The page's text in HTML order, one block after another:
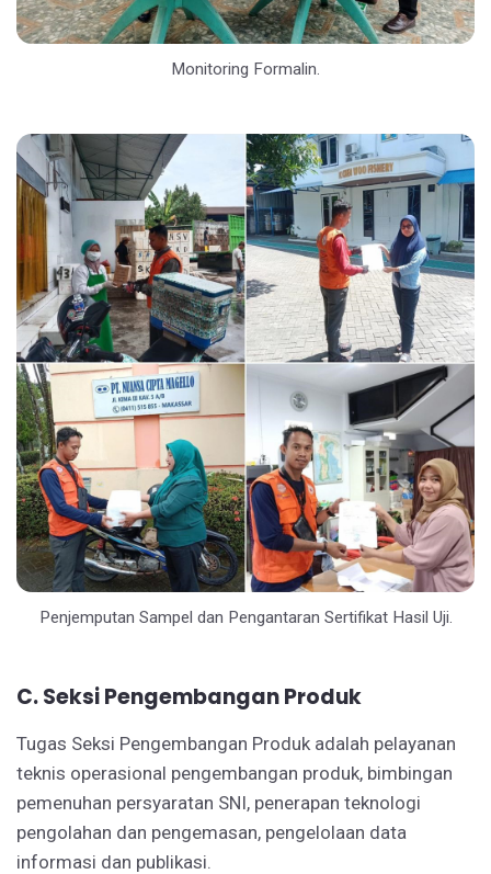
Monitoring Formalin.
Penjemputan Sampel dan Pengantaran Sertifikat Hasil Uji.
C. Seksi Pengembangan Produk
Tugas Seksi Pengembangan Produk adalah pelayanan
teknis operasional pengembangan produk, bimbingan
pemenuhan persyaratan SNI, penerapan teknologi
pengolahan dan pengemasan, pengelolaan data
informasi dan publikasi.